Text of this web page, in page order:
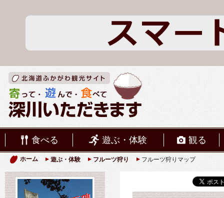
食べる 遊ぶ・体験 観る
ホーム 遊ぶ・体験 フルーツ狩り フルーツ狩りマップ